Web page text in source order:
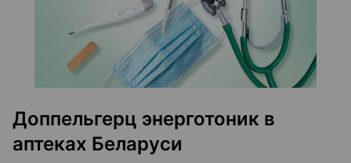
Доппельгерц энерготоник в
аптеках Беларуси